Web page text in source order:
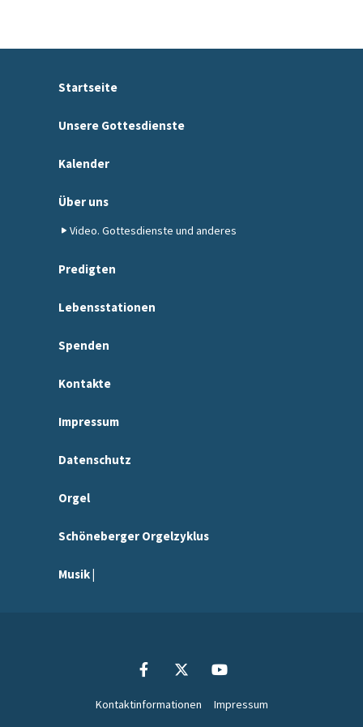
Startseite
Unsere Gottesdienste
Kalender
Über uns
Video. Gottesdienste und anderes
Predigten
Lebensstationen
Spenden
Kontakte
Impressum
Datenschutz
Orgel
Schöneberger Orgelzyklus
Musik |
Kontaktinformationen Impressum